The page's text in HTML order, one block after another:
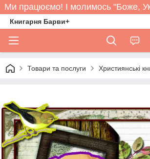
Ми працюємо! І молимось "Боже,
Книгарня Барви+
Товари та послуги Християнські